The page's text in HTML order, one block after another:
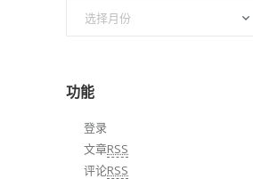
功能
登录
文章RSS
评论RSS